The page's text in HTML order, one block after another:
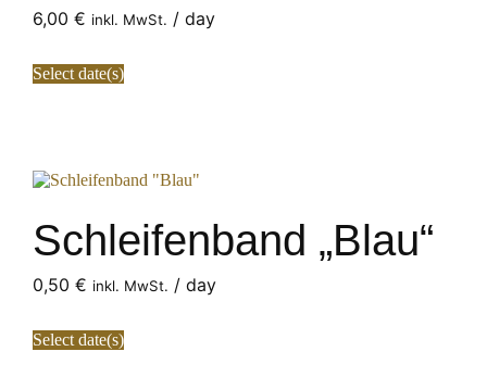
6,00€ inkl. MwSt. / day
Select date(s)
Schleifenband „Blau“
0,50€ inkl. MwSt. / day
Select date(s)